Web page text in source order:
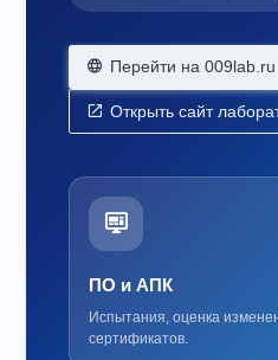
Перейти на 009lab.ru
Открыть сайт
ПО и АПК
Испытания, оценка
сертификатов.